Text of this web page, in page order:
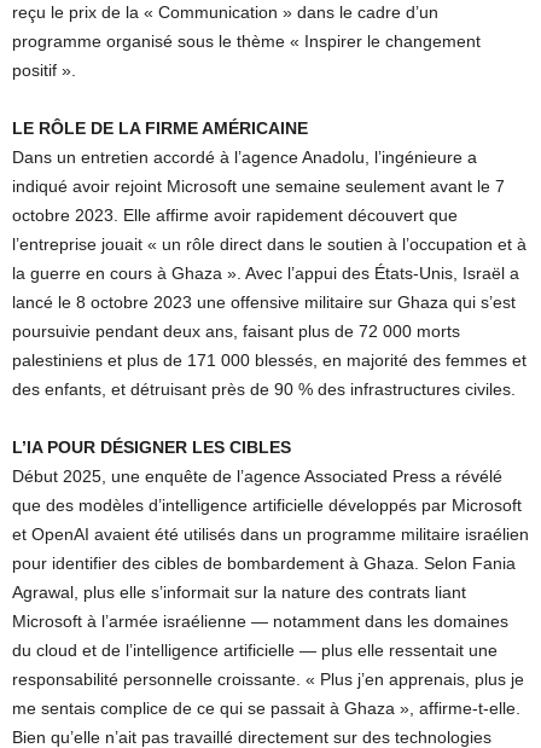
reçu le prix de la « Communication » dans le cadre d’un
programme organisé sous le thème « Inspirer le changement
positif ».
LE RÔLE DE LA FIRME AMÉRICAINE
Dans un entretien accordé à l’agence Anadolu, l’ingénieure a
indiqué avoir rejoint Microsoft une semaine seulement avant le 7
octobre 2023. Elle affirme avoir rapidement découvert que
l’entreprise jouait « un rôle direct dans le soutien à l’occupation et à
la guerre en cours à Ghaza ». Avec l’appui des États-Unis, Israël a
lancé le 8 octobre 2023 une offensive militaire sur Ghaza qui s’est
poursuivie pendant deux ans, faisant plus de 72 000 morts
palestiniens et plus de 171 000 blessés, en majorité des femmes et
des enfants, et détruisant près de 90 % des infrastructures civiles.
L’IA POUR DÉSIGNER LES CIBLES
Début 2025, une enquête de l’agence Associated Press a révélé
que des modèles d’intelligence artificielle développés par Microsoft
et OpenAI avaient été utilisés dans un programme militaire israélien
pour identifier des cibles de bombardement à Ghaza. Selon Fania
Agrawal, plus elle s’informait sur la nature des contrats liant
Microsoft à l’armée israélienne — notamment dans les domaines
du cloud et de l’intelligence artificielle — plus elle ressentait une
responsabilité personnelle croissante. « Plus j’en apprenais, plus je
me sentais complice de ce qui se passait à Ghaza », affirme-t-elle.
Bien qu’elle n’ait pas travaillé directement sur des technologies